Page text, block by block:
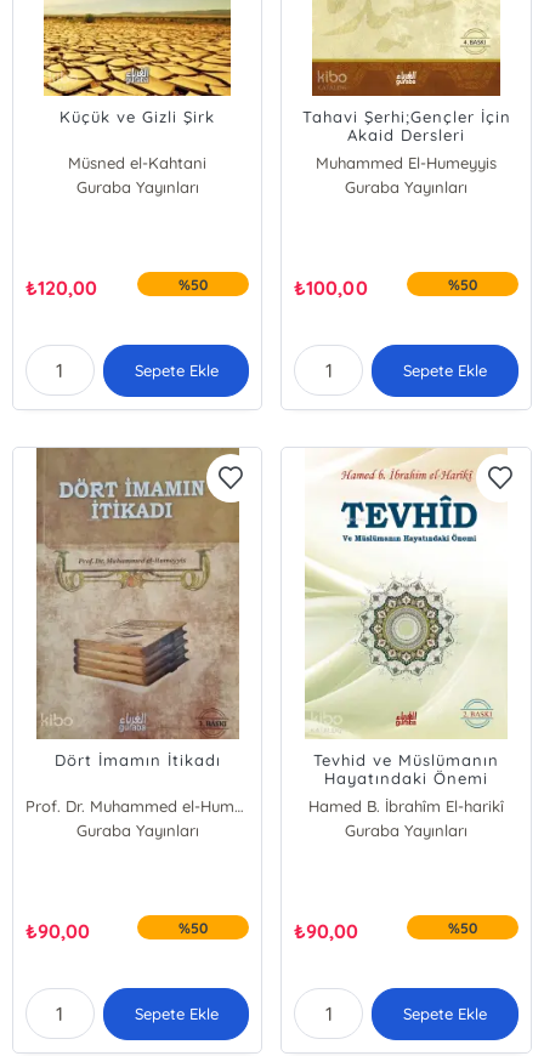
Küçük ve Gizli Şirk
Müsned el-Kahtani
Guraba Yayınları
₺120,00 %50
Sepete Ekle
Tahavi Şerhi;Gençler İçin
Akaid Dersleri
Muhammed El-Humeyyis
Guraba Yayınları
₺100,00 %50
Sepete Ekle
Dört İmamın İtikadı
Prof. Dr. Muhammed el-Humeyyis
Guraba Yayınları
₺90,00 %50
Sepete Ekle
Tevhid ve Müslümanın
Hayatındaki Önemi
Hamed B. İbrahîm El-harikî
Guraba Yayınları
₺90,00 %50
Sepete Ekle